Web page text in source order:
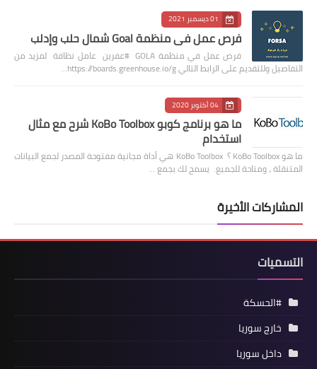
01 ديسمبر 2021
فرص عمل في منظمة Goal شمال حلب وإدلب
فرص عمل في منظمة GOLA #عفرين عامل نظافة لمزيد من
التفاصيل وللتقديم على الرابط التالي https://boards.greenhouse.io/g…
04 أكتوبر 2020
ما هو برنامج كوبو KoBo Toolbox شرح مع مثال
استخدام
ما هو KoBo Toolbox ؟ KoBo Toolbox هي أداة مجانية مفتوحة المصدر لجمع البيانات
المتنقلة ، ومتاحة للجميع. يسمح لك بجمع …
المشاركات الأخيرة
التسميات
#الحسكة
خارج سوريا
داخل سوريا